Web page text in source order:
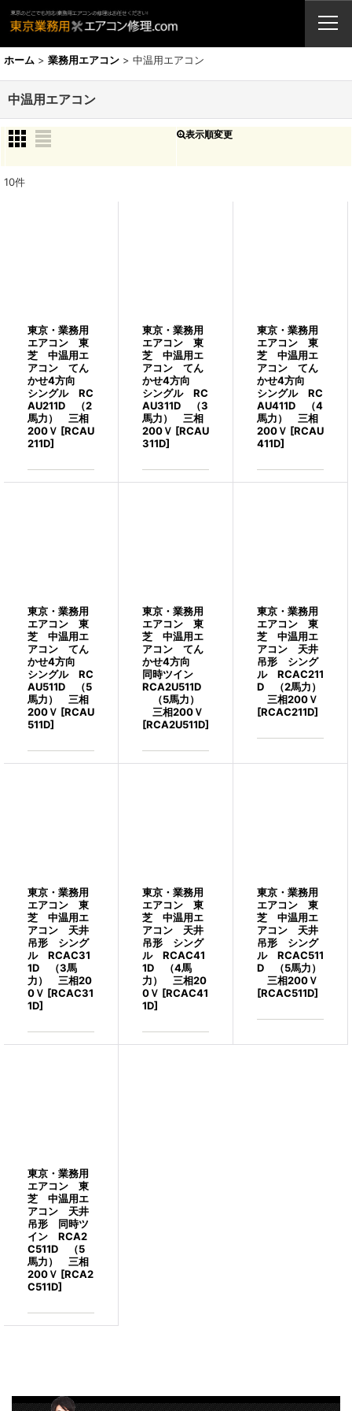
城）
ホーム > 業務用エアコン > 中温用エアコン
中温用エアコン
表示順変更
表示数
10件
東京・業務用
エアコン 東
芝 中温用エ
アコン てん
かせ4方向
シングル RC
AU211D （2
馬力） 三相
200Ｖ [RCAU
211D]
東京・業務用
エアコン 東
芝 中温用エ
アコン てん
かせ4方向
シングル RC
AU311D （3
馬力） 三相
200Ｖ [RCAU
311D]
東京・業務用
エアコン 東
芝 中温用エ
アコン てん
かせ4方向
シングル RC
AU411D （4
馬力） 三相
200Ｖ [RCAU
411D]
東京・業務用
エアコン 東
芝 中温用エ
アコン てん
かせ4方向
シングル RC
AU511D （5
馬力） 三相
200Ｖ [RCAU
511D]
東京・業務用
エアコン 東
芝 中温用エ
アコン てん
かせ4方向
同時ツイン
RCA2U511D
（5馬力）
三相200Ｖ
[RCA2U511D]
東京・業務用
エアコン 東
芝 中温用エ
アコン 天井
吊形 シング
ル RCAC211
D （2馬力）
三相200Ｖ
[RCAC211D]
東京・業務用
エアコン 東
芝 中温用エ
アコン 天井
吊形 シング
ル RCAC31
1D （3馬
力） 三相20
0Ｖ [RCAC31
1D]
東京・業務用
エアコン 東
芝 中温用エ
アコン 天井
吊形 シング
ル RCAC41
1D （4馬
力） 三相20
0Ｖ [RCAC41
1D]
東京・業務用
エアコン 東
芝 中温用エ
アコン 天井
吊形 シング
ル RCAC511
D （5馬力）
三相200Ｖ
[RCAC511D]
東京・業務用
エアコン 東
芝 中温用エ
アコン 天井
吊形 同時ツ
イン RCA2
C511D （5
馬力） 三相
200Ｖ [RCA2
C511D]